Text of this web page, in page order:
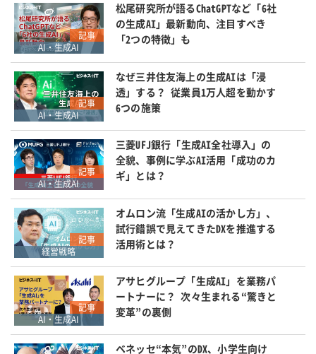
記事
AI・生成AI
松尾研究所が語るChatGPTなど「6社
の生成AI」最新動向、注目すべき
「2つの特徴」も
記事
AI・生成AI
なぜ三井住友海上の生成AIは「浸
透」する？ 従業員1万人超を動かす
6つの施策
記事
AI・生成AI
三菱UFJ銀行「生成AI全社導入」の
全貌、事例に学ぶAI活用「成功のカ
ギ」とは？
記事
経営戦略
オムロン流「生成AIの活かし方」、
試行錯誤で見えてきたDXを推進する
活用術とは？
記事
AI・生成AI
アサヒグループ「生成AI」を業務パ
ートナーに？ 次々生まれる“驚きと
変革”の裏側
ベネッセ“本気”のDX、小学生向け